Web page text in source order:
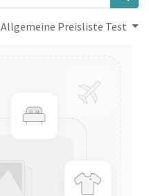
Allgemeine Preisliste Test